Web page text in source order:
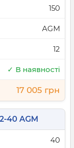
150
AGM
12
✓ В наявності
17 005 грн
40 AGM
40